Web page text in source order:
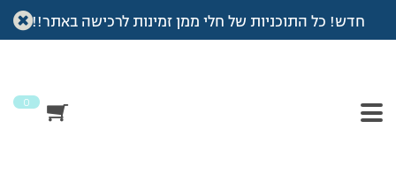
חדש! כל התוכניות של חלי ממן זמינות לרכישה באתר!!
0
עמוד הבית >דיונים>פורום >כמה שאלות מקצועיות…
מוצגות 3 תגובות – 1 עד 3 (מתוך 3 סה״כ)